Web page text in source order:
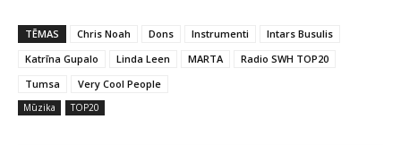
TĒMAS Chris Noah Dons Instrumenti
Intars Busulis
Katrīna Gupalo
Linda Leen MARTA
Radio SWH TOP20
Tumsa
Very Cool People
Mūzika TOP20